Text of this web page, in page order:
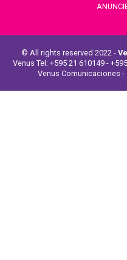
© All rights reserved 2022 -
Venus Tel: +595 21 610149 -
Venus Comunicaciones -